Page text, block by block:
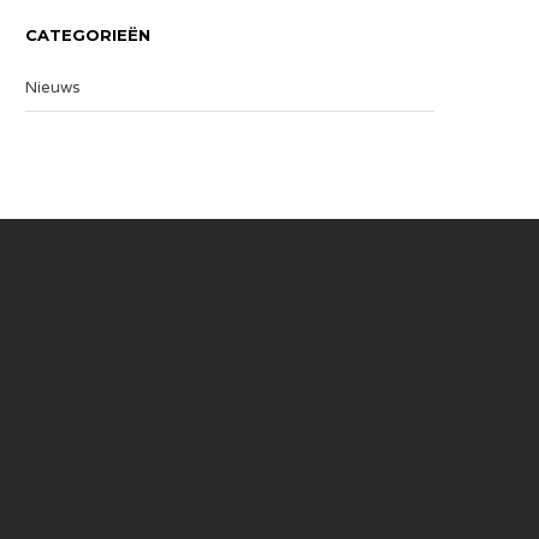
CATEGORIEËN
Nieuws